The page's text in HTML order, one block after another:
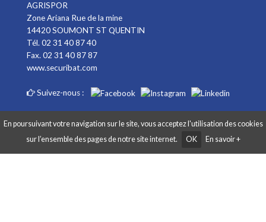
AGRISPOR
Zone Ariana Rue de la mine
14420 SOUMONT ST QUENTIN
Tél. 02 31 40 87 40
Fax. 02 31 40 87 87
www.securibat.com
Suivez-nous :
Copyright AGRISPOR 2018 © - Tous droits réservés - Site réalisé par Graphibox
En poursuivant votre navigation sur le site, vous acceptez l'utilisation des cookies
sur l’ensemble des pages de notre site internet.
OK En savoir +